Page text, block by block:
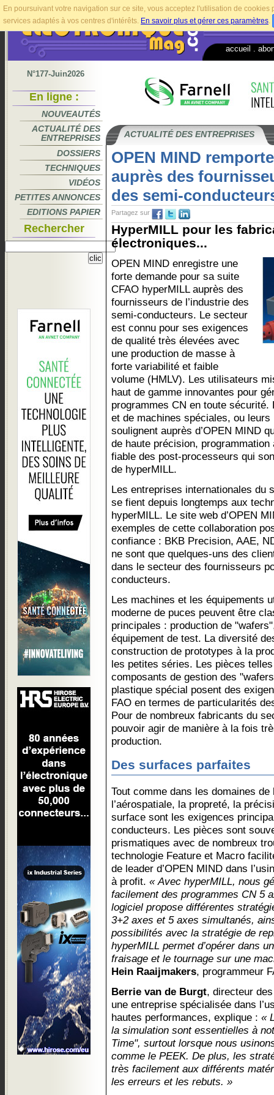
En poursuivant votre navigation sur ce site, vous acceptez l'utilisation de
services adaptés à vos centres d'intérêts. En savoir plus et gérer ces paramètres.
accueil
N°177-Juin2026
En ligne :
NOUVEAUTÉS
ACTUALITÉ DES
ENTREPRISES
DOSSIERS
TECHNIQUES
VIDÉOS
PETITES ANNONCES
EDITIONS PAPIER
Rechercher
ACTUALITÉ DES ENTREPRISES
OPEN MIND
auprès des
des semi-
Partagez sur
HyperMILL pour les
électroniques...
OPEN MIND enregistre une
forte demande pour sa suite
CFAO hyperMILL auprès des
fournisseurs de l’industrie des
semi-conducteurs. Le secteur
est connu pour ses exigences
de qualité très élevées avec
une production de masse à
forte variabilité et faible
volume (HMLV). Les utilisateurs
haut de gamme innovantes pour
programmes CN en toute sécurité.
et de machines spéciales, ou
soulignent auprès d’OPEN MIND
de haute précision,
fiable des post-processeurs qui
de hyperMILL.
Les entreprises internationales du
se fient depuis longtemps aux
hyperMILL. Le site web d’OPEN
exemples de cette collaboration
confiance : BKB Precision, AAE,
ne sont que quelques-uns des
dans le secteur des fournisseurs
conducteurs.
Les machines et les équipements
moderne de puces peuvent être
principales : production de
équipement de test. La diversité
construction de prototypes à la
les petites séries. Les pièces
composants de gestion des
plastique spécial posent des
FAO en termes de particularités
Pour de nombreux fabricants du
pouvoir agir de manière à la fois
production.
Des surfaces parfaites
Tout comme dans les domaines
l’aérospatiale, la propreté, la
surface sont les exigences
conducteurs. Les pièces sont
prismatiques avec de nombreux
technologie Feature et Macro
de leader d’OPEN MIND dans
à profit. « Avec hyperMILL, nous
facilement des programmes CN 5
logiciel propose différentes
3+2 axes et 5 axes simultanés,
possibilités avec la stratégie de
hyperMILL permet d’opérer dans
fraisage et le tournage sur une
Hein Raaijmakers, programmeur
Berrie van de Burgt, directeur
une entreprise spécialisée dans
hautes performances, explique : «
la simulation sont essentielles à
Time", surtout lorsque nous
comme le PEEK. De plus, les
très facilement aux différents
les erreurs et les rebuts. »